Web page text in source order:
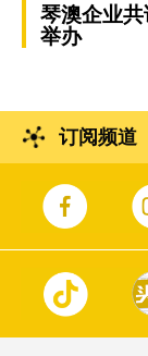
琴澳企业
举办
订阅频道